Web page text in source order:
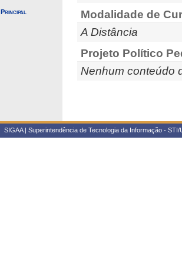
Modalidade de
A Distância
Projeto Político
Nenhum conteúdo
SIGAA | Superintendência de Tecnologia da Informação -